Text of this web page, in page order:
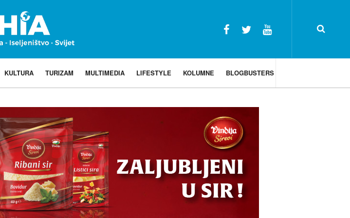
KULTURA TURIZAM MULTIMEDIA LIFESTYLE KOLUMNE BLOGBUSTERS